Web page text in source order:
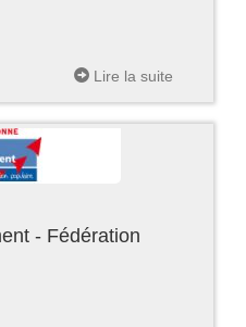
Lire la suite
- Fédération